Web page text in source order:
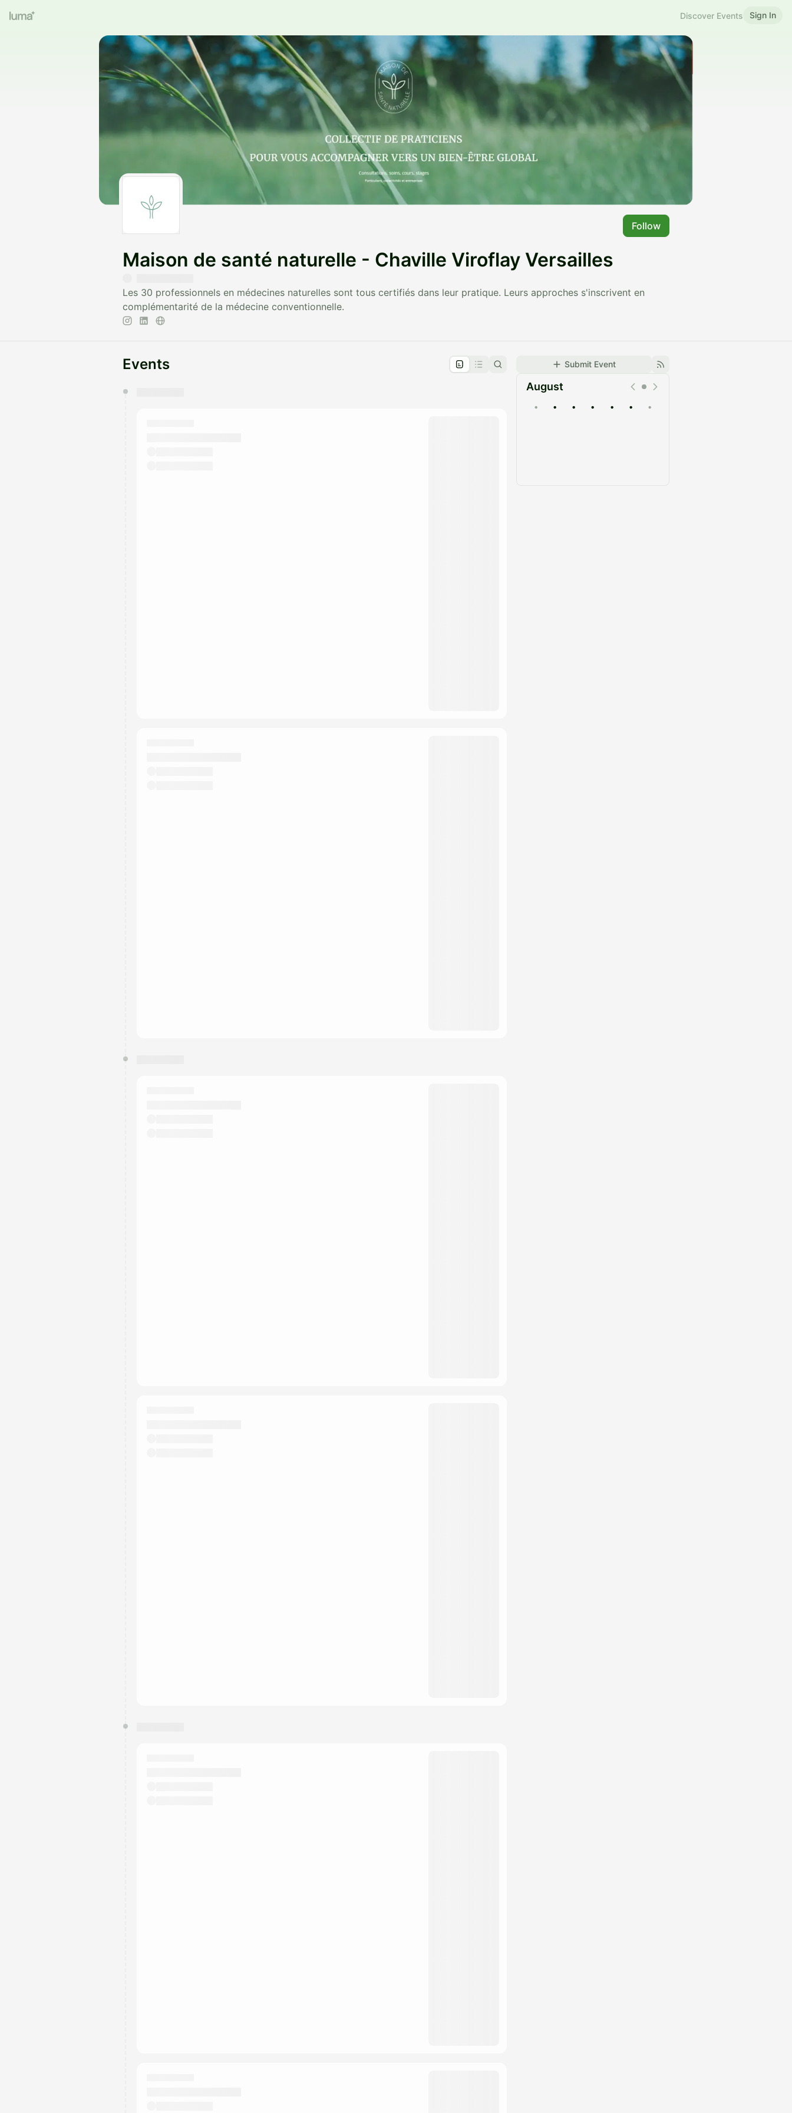
Discover Events Sign In
Follow
Maison de santé naturelle - Chaville Viroflay Versailles
Les 30 professionnels en médecines naturelles sont tous certifiés dans leur pratique. Leurs approches s'inscrivent en
complémentarité de la médecine conventionnelle.
Submit Event
August
• • • • • • •
Events